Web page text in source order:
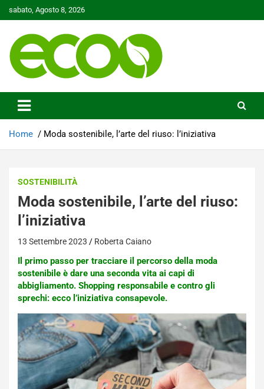
to
sabato, Agosto 8, 2026
Ecoo.it
Home Moda sostenibile, l’arte del riuso: l’iniziativa
SOSTENIBILITÀ
Moda sostenibile, l’arte del riuso:
l’iniziativa
13 Settembre 2023 Roberta Caiano
Il primo passo per tracciare il percorso della moda
sostenibile è dare una seconda vita ai capi di
abbigliamento. Shopping responsabile e contro gli
sprechi: ecco l’iniziativa consapevole.